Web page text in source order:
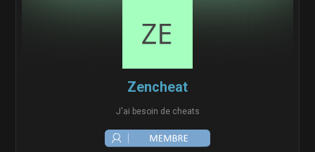
Zencheat
J'ai besoin de cheats